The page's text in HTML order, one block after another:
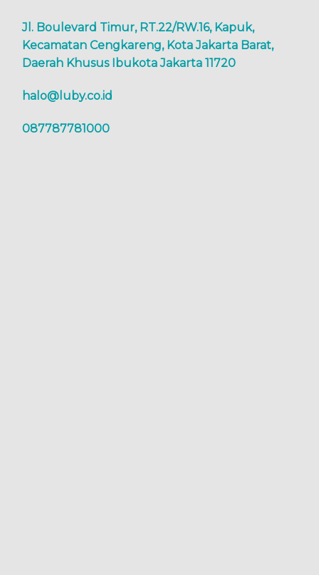
Jl. Boulevard Timur, RT.22/RW.16, Kapuk,
Kecamatan Cengkareng, Kota Jakarta Barat,
Daerah Khusus Ibukota Jakarta 11720
halo@luby.co.id
087787781000